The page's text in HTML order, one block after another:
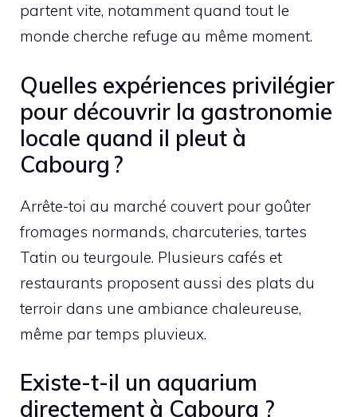
partent vite, notamment quand tout le
monde cherche refuge au même moment.
Quelles expériences privilégier
pour découvrir la gastronomie
locale quand il pleut à
Cabourg ?
Arrête-toi au marché couvert pour goûter
fromages normands, charcuteries, tartes
Tatin ou teurgoule. Plusieurs cafés et
restaurants proposent aussi des plats du
terroir dans une ambiance chaleureuse,
même par temps pluvieux.
Existe-t-il un aquarium
directement à Cabourg ?